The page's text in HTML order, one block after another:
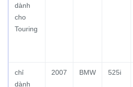
dành
cho
Touring
chỉ
dành
2007 BMW 525i